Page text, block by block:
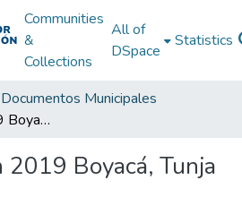
Communities
&
Collections
All of
DSpace
Statistics
Documentos Municipales
Plan de acción 2019 Boyacá, Tunja
2019 Boyacá, Tunja